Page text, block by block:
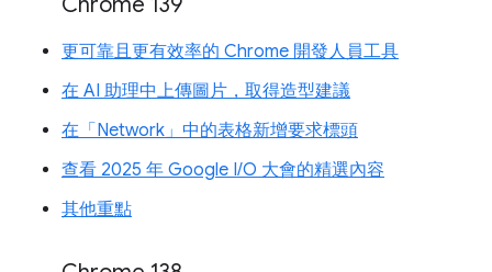
更可靠且更有效率的 Chrome 開發人員工具
在 AI 助理中上傳圖片，取得造型建議
在「Network」中的表格新增要求標頭
查看 2025 年 Google I/O 大會的精選內容
其他重點